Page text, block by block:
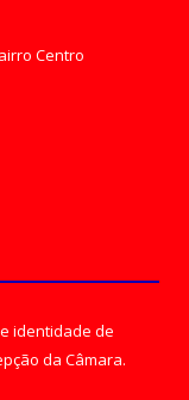
Centro
identidade de
da Câmara.